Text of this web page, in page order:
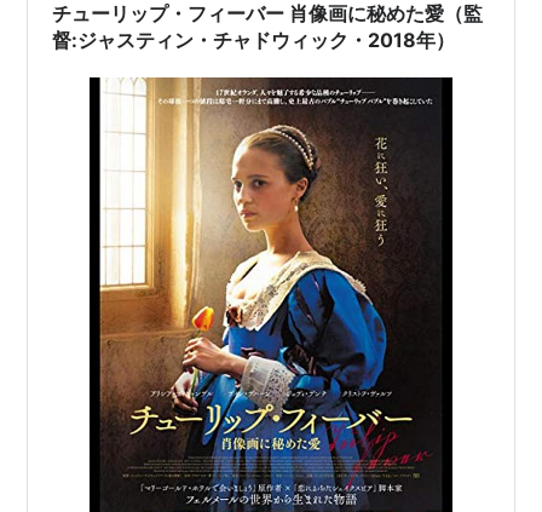
チューリップ・フィーバー 肖像画に秘めた愛（監
督:ジャスティン・チャドウィック・2018年）